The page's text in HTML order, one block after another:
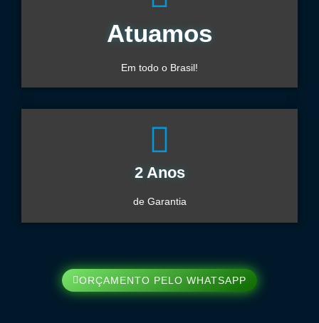
Atuamos
Em todo o Brasil!
2 Anos
de Garantia
ORÇAMENTO PELO WHATSAPP